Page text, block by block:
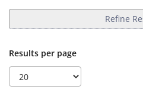
Refine
Results per page